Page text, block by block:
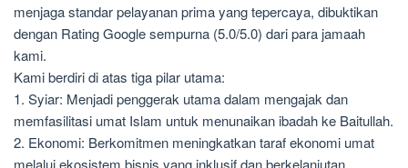
menjaga standar pelayanan prima yang tepercaya, dibuktikan
dengan Rating Google sempurna (5.0/5.0) dari para jamaah
kami.
Kami berdiri di atas tiga pilar utama:
1. Syiar: Menjadi penggerak utama dalam mengajak dan
memfasilitasi umat Islam untuk menunaikan ibadah ke Baitullah.
2. Ekonomi: Berkomitmen meningkatkan taraf ekonomi umat
melalui ekosistem bisnis yang inklusif dan berkelanjutan.